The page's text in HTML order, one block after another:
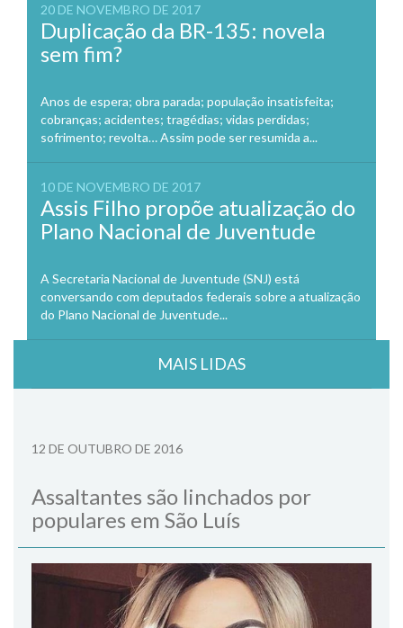
20 DE NOVEMBRO DE 2017
Duplicação da BR-135: novela
sem fim?
Anos de espera; obra parada; população insatisfeita;
cobranças; acidentes; tragédias; vidas perdidas;
sofrimento; revolta… Assim pode ser resumida a...
10 DE NOVEMBRO DE 2017
Assis Filho propõe atualização do
Plano Nacional de Juventude
A Secretaria Nacional de Juventude (SNJ) está
conversando com deputados federais sobre a atualização
do Plano Nacional de Juventude...
MAIS LIDAS
12 DE OUTUBRO DE 2016
Assaltantes são linchados por
populares em São Luís